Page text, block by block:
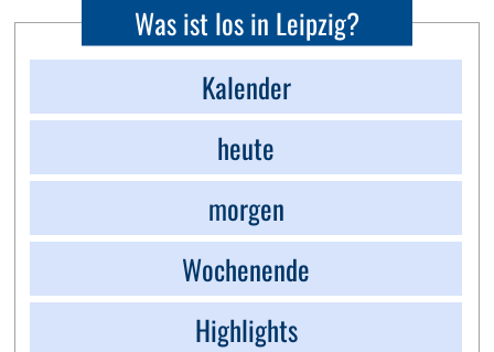
Was ist los in Leipzig?
Kalender
heute
morgen
Wochenende
Highlights